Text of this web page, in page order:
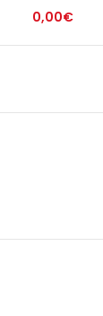
0,00€